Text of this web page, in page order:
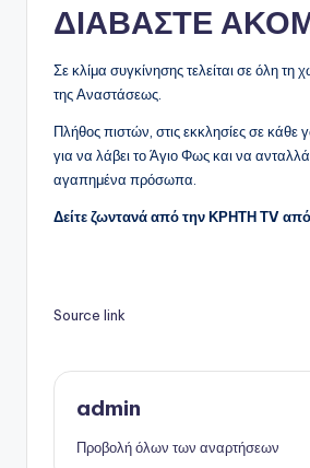
ΔΙΑΒΑΣΤΕ
Σε κλίμα συγκίνησης τελείται σε όλη τη
της Αναστάσεως.
Πλήθος πιστών, στις εκκλησίες σε κάθε
για να λάβει το Άγιο Φως και να
αγαπημένα πρόσωπα.
Δείτε ζωντανά από την ΚΡΗΤΗ ΤV
Source link
admin
Προβολή όλων των αναρτήσεων